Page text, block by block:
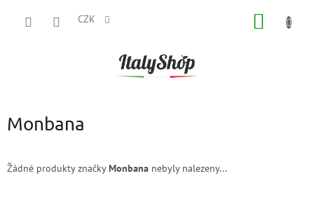
CZK
Monbana
Žádné produkty značkyMonbana nebyly nalezeny...